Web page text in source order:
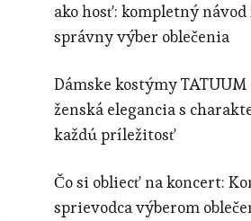
ako hosť: kompletný návod
správny výber oblečenia
Dámske kostýmy TATUUM
ženská elegancia s
každú príležitosť
Čo si obliecť na koncert:
sprievodca výberom